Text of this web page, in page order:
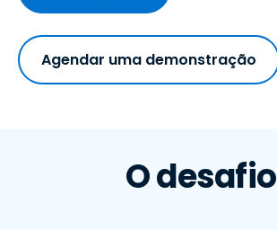
Agendar uma demonstração
O desafio